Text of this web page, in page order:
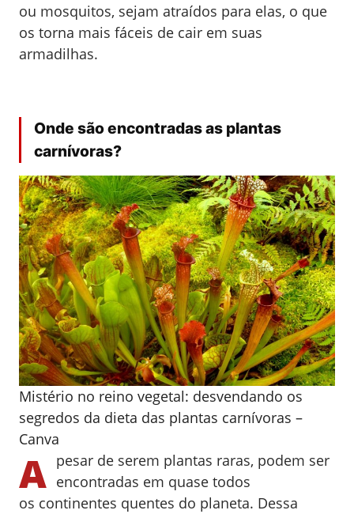
ou mosquitos, sejam atraídos para elas, o que
os torna mais fáceis de cair em suas
armadilhas.
Onde são encontradas as plantas
carnívoras?
Mistério no reino vegetal: desvendando os
segredos da dieta das plantas carnívoras –
Canva
A pesar de serem plantas raras, podem ser
encontradas em quase todos
os continentes quentes do planeta. Dessa